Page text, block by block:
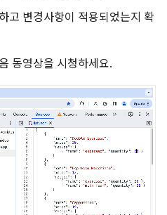
하고 변경사항이 적용되었는지 확
동영상을 시청하세요.